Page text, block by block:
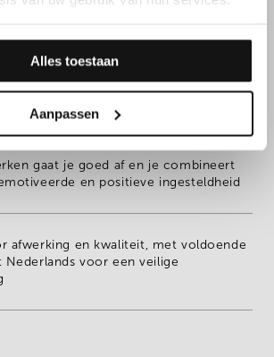
Alles toestaan
Aanpassen
& kunnen
als pistoolspuiter of een opleiding
gaat je goed af en je combineert
en positieve ingesteldheid
afwerking en kwaliteit , met voldoende
Nederlands voor een veilige